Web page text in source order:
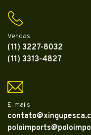
Vendas
(11) 3227-8032
(11) 3313-4827
E-mails